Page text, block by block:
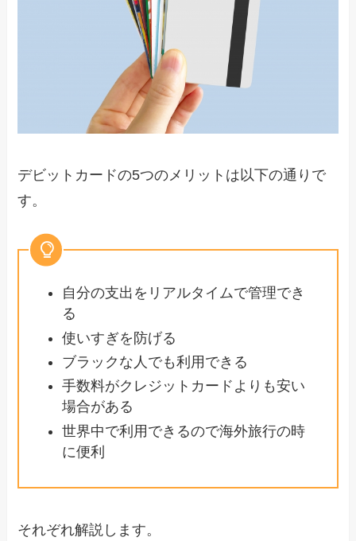
デビットカードの5つのメリットは以下の通りで
す。
自分の支出をリアルタイムで管理でき
る
使いすぎを防げる
ブラックな人でも利用できる
手数料がクレジットカードよりも安い
場合がある
世界中で利用できるので海外旅行の時
に便利
それぞれ解説します。